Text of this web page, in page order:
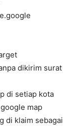
dikirim surat
di setiap kota
map
di klaim sebagai